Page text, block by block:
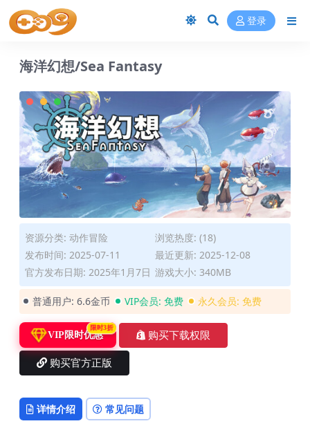
登录
海洋幻想/Sea Fantasy
资源分类: 动作冒险
浏览热度: (18)
发布时间: 2025-07-11
最近更新: 2025-12-08
官方发布日期: 2025年1月7日 游戏大小: 340MB
普通用户: 6.6金币 VIP会员: 免费 永久会员: 免费
VIP限时优惠
限时3折
购买下载权限
购买官方正版
详情介绍 常见问题